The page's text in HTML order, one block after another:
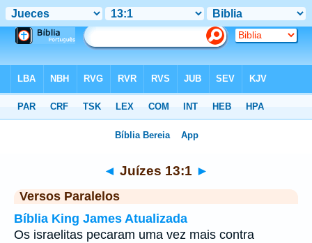
◄ Juízes 13:1 ►
Versos Paralelos
Bíblia King James Atualizada
Os israelitas pecaram uma vez mais contra